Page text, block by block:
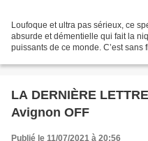
Loufoque et ultra pas sérieux, ce
absurde et démentielle qui fait la
puissants de ce monde. C’est
LA DERNIÈRE
Avignon OFF
Publié le 11/07/2021 à 20:56